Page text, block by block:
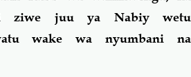
Maswali-Majibu
ziwe juu ya Nabiy wetu
wake wa nyumbani na